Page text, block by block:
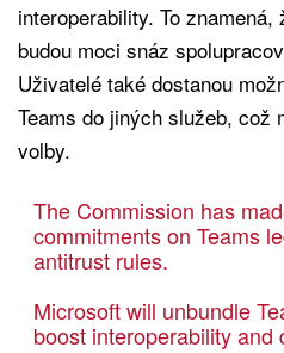
interoperability. To
budou moci snáz
Uživatelé také dostanou
Teams do jiných služeb, což
volby.
The Commission has
commitments on Teams
antitrust rules.
Microsoft will unbundle
boost interoperability and